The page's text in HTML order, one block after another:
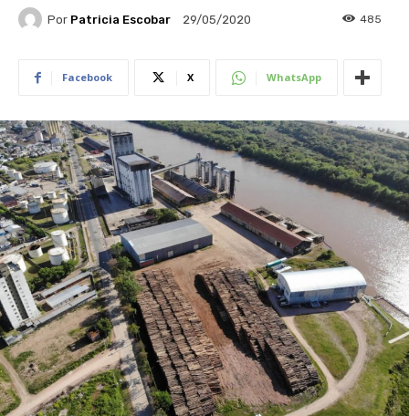
Por Patricia Escobar 29/05/2020 485
Facebook X WhatsApp